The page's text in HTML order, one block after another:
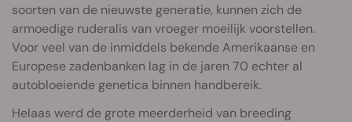
soorten van de nieuwste generatie, kunnen zich de
armoedige ruderalis van vroeger moeilijk voorstellen.
Voor veel van de inmiddels bekende Amerikaanse en
Europese zadenbanken lag in de jaren 70 echter al
autobloeiende genetica binnen handbereik.
Helaas werd de grote meerderheid van breeding